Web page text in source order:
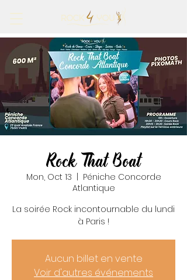
Rock That Boat
Mon, Oct 13
Péniche Concorde
Atlantique
La soirée Rock incontournable du lundi
à Paris !
Aucun billet en vente
Voir d'autres événements